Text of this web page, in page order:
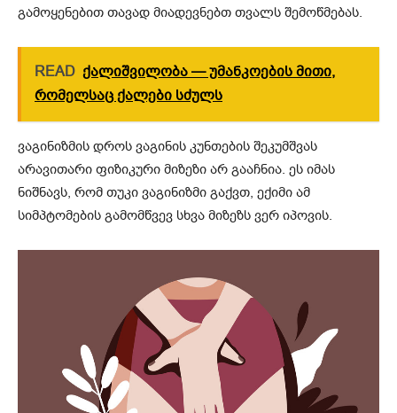
გამოყენებით თავად მიადევნებთ თვალს შემოწმებას.
READ ქალიშვილობა — უმანკოების მითი,
რომელსაც ქალები სძულს
ვაგინიზმის დროს ვაგინის კუნთების შეკუმშვას
არავითარი ფიზიკური მიზეზი არ გააჩნია. ეს იმას
ნიშნავს, რომ თუკი ვაგინიზმი გაქვთ, ექიმი ამ
სიმპტომების გამომწვევ სხვა მიზეზს ვერ იპოვის.